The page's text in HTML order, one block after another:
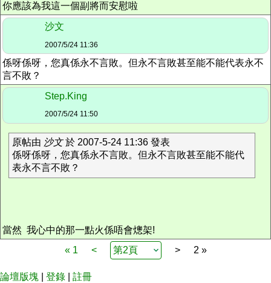
你應該為我這一個副將而安慰啦
沙文
2007/5/24 11:36
係呀係呀，您真係永不言敗。但永不言敗甚至能不能代表永不
言不敗？
Step.King
2007/5/24 11:50
原帖由 沙文於 2007-5-24 11:36 發表
係呀係呀，您真係永不言敗。但永不言敗甚至能不能代
表永不言不敗？
當然 我心中的那一點火係唔會熜架!
« 1
< > 2 »
論壇版塊 登錄 註冊